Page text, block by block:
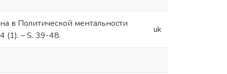
в Политической ментальности
(1). – S. 39-48.
uk